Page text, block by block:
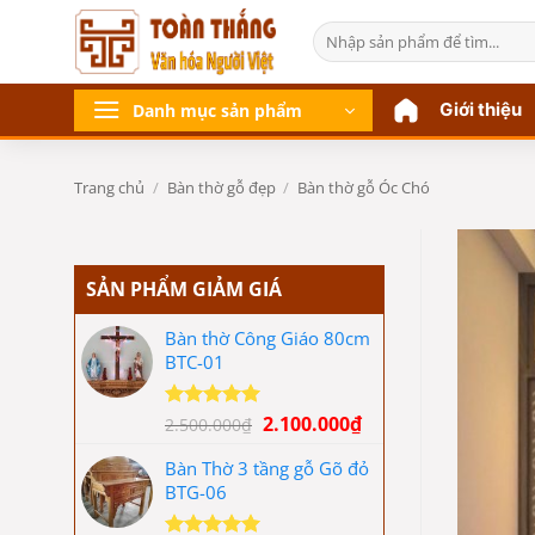
Tìm
kiếm:
Danh mục sản phẩm Giới thiệu
Trang chủ / Bàn thờ gỗ đẹp / Bàn thờ gỗ Óc Chó
SẢN PHẨM GIẢM GIÁ
Bàn thờ Công Giáo 80cm
BTC-01
Được xếp
5 sao
2.500.000₫ Giá
là:
2.100.000₫Giá
tại
Bàn Thờ 3 tầng gỗ Gõ đỏ
BTG-06